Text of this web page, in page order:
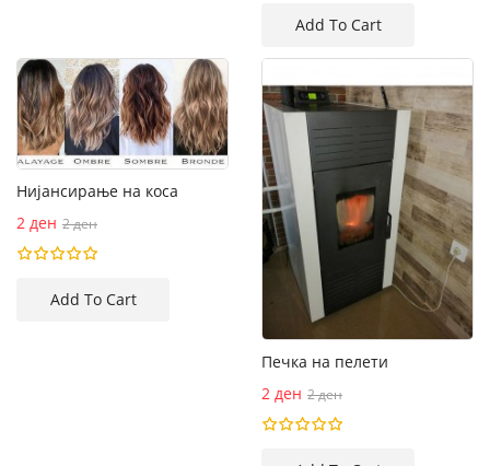
Нијансирање на коса
2 ден 2 ден
Печка на пелети
2 ден 2 ден